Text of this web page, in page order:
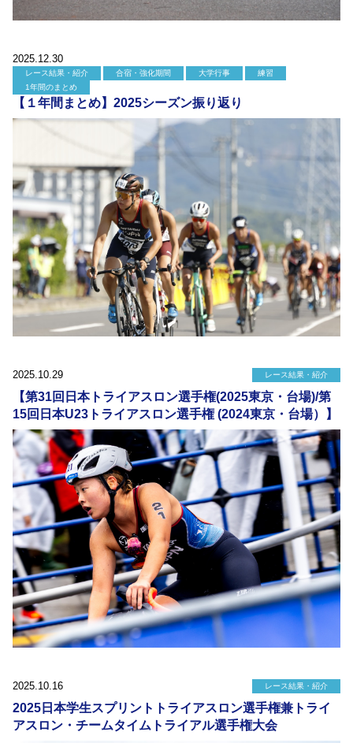
2025.12.30
レース結果・紹介 合宿・強化期間 大学行事
練習
1年間のまとめ
【１年間まとめ】2025シーズン振り返り
2025.10.29 レース結果・紹介
【第31回日本トライアスロン選手権(2025東京・台場)/第
15回日本U23トライアスロン選手権 (2024東京・台場）】
2025.10.16 レース結果・紹介
2025日本学生スプリントトライアスロン選手権兼トライ
アスロン・チームタイムトライアル選手権大会